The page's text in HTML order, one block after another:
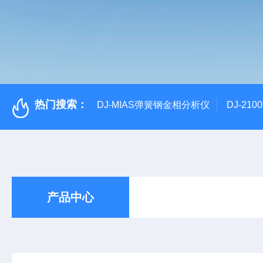
热门搜索： DJ-MIAS弹簧钢金相分析仪 DJ-
产品中心